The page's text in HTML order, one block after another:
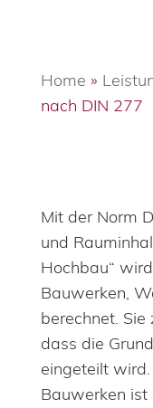
Home »
nach DIN 277
Mit der Norm
und
Hochbau“
Bauwerken,
berechnet.
dass die
eingeteilt
Bauwerken ist